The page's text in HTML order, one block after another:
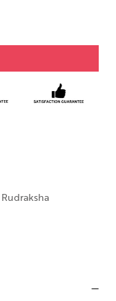
Rudraksha